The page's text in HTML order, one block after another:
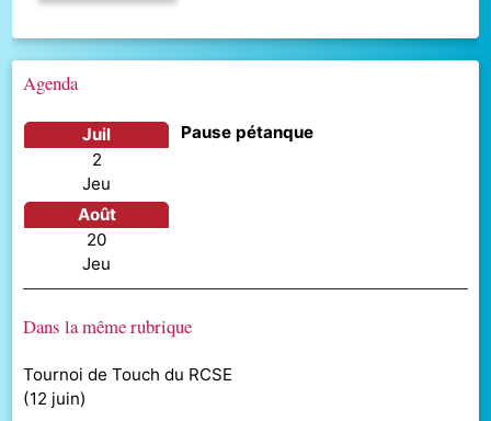
Agenda
juil
2
jeu
août
20
jeu
Pause pétanque
Dans la même rubrique
Tournoi de Touch du RCSE
(12 juin)